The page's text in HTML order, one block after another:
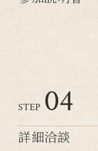
STEP 04
詳細洽談